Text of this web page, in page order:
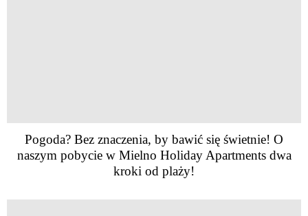
Pogoda? Bez znaczenia, by bawić się świetnie! O
naszym pobycie w Mielno Holiday Apartments dwa
kroki od plaży!